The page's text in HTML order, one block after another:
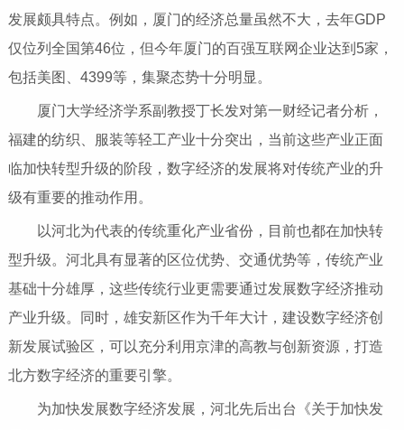
发展颇具特点。例如，厦门的经济总量虽然不大，去年GDP
仅位列全国第46位，但今年厦门的百强互联网企业达到5家，
包括美图、4399等，集聚态势十分明显。
厦门大学经济学系副教授丁长发对第一财经记者分析，
福建的纺织、服装等轻工产业十分突出，当前这些产业正面
临加快转型升级的阶段，数字经济的发展将对传统产业的升
级有重要的推动作用。
以河北为代表的传统重化产业省份，目前也都在加快转
型升级。河北具有显著的区位优势、交通优势等，传统产业
基础十分雄厚，这些传统行业更需要通过发展数字经济推动
产业升级。同时，雄安新区作为千年大计，建设数字经济创
新发展试验区，可以充分利用京津的高教与创新资源，打造
北方数字经济的重要引擎。
为加快发展数字经济发展，河北先后出台《关于加快发